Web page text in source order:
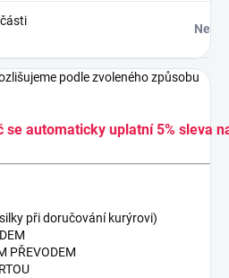
Ne
podle zvoleného způsobu
se automaticky uplatní 5% sleva
při doručování kurýrovi)
PŘEVODEM